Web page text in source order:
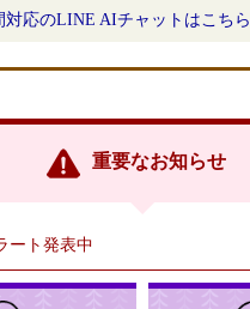
対応のLINE AIチャットはこちら
重要なお知らせ
ート発表中